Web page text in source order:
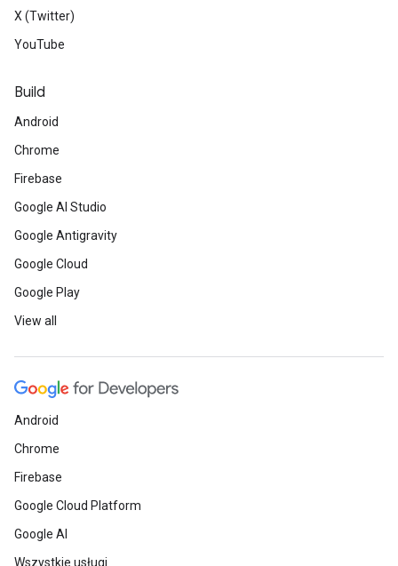
X (Twitter)
YouTube
Build
Android
Chrome
Firebase
Google AI Studio
Google Antigravity
Google Cloud
Google Play
View all
Android
Chrome
Firebase
Google Cloud Platform
Google AI
Wszystkie usługi